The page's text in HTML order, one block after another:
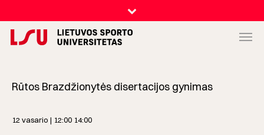
Rūtos Brazdžionytės disertacijos gynimas
12 vasario | 12:00 14:00